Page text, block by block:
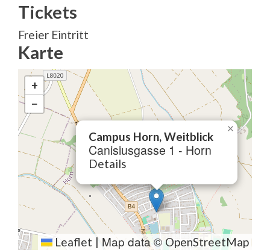
Tickets
Freier Eintritt
Karte
Campus Horn, Weitblick
Canisiusgasse 1 - Horn
Details
×
+
−
Leaflet |Map data © OpenStreetMap